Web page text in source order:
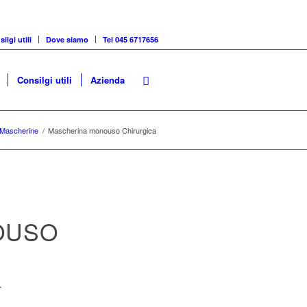
utili Dove siamo Tel 045 6717656
Consilgi utili Azienda
Mascherine / Mascherina monouso Chirurgica